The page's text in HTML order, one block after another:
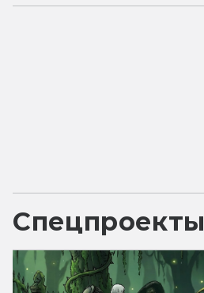
Спецпроекты